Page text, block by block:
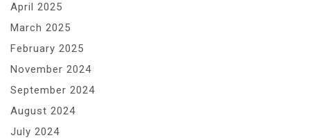
April 2025
March 2025
February 2025
November 2024
September 2024
August 2024
July 2024